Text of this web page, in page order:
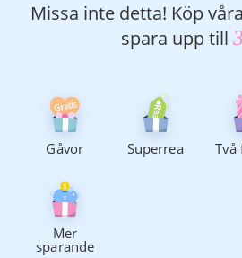
Missa inte detta! Köp
spara upp till
Gratis
Gåvor
Rea
Superrea Två
Mer
sparande